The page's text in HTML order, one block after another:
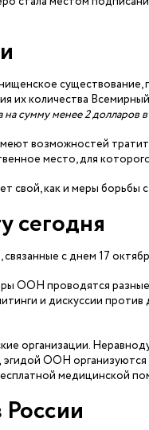
существование,
их количества
сумму менее 2 долларов в
возможностей
место, для
свой, как и меры борьбы
сегодня
с днем 17
ООН проводятся
и дискуссии
организации.
ООН организуются
медицинской